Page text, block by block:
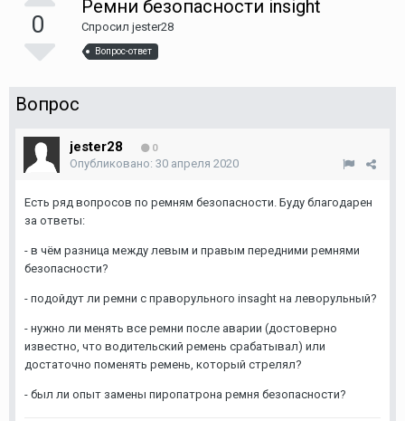
0
Ремни безопасности insight
Спросил jester28
Вопрос-ответ
Вопрос
jester28 0
Опубликовано: 30 апреля 2020
Есть ряд вопросов по ремням безопасности. Буду благодарен
за ответы:
- в чём разница между левым и правым передними ремнями
безопасности?
- подойдут ли ремни с праворульного insaght на леворульный?
- нужно ли менять все ремни после аварии (достоверно
известно, что водительский ремень срабатывал) или
достаточно поменять ремень, который стрелял?
- был ли опыт замены пиропатрона ремня безопасности?